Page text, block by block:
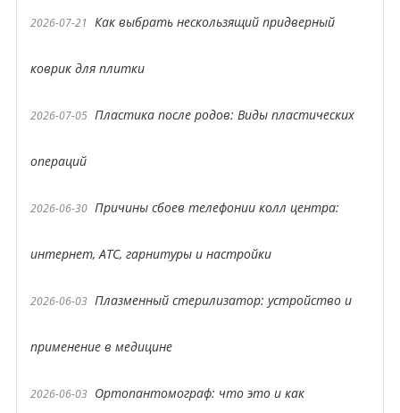
2026-07-21 Как выбрать нескользящий придверный
коврик для плитки
2026-07-05 Пластика после родов: Виды пластических
операций
2026-06-30 Причины сбоев телефонии колл центра:
интернет, АТС, гарнитуры и настройки
2026-06-03 Плазменный стерилизатор: устройство и
применение в медицине
2026-06-03 Ортопантомограф: что это и как